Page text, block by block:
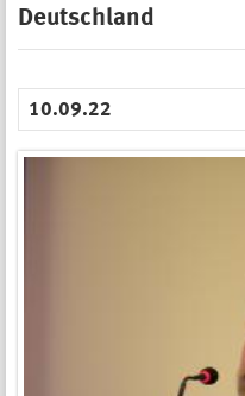
Deutschland
10.09.22